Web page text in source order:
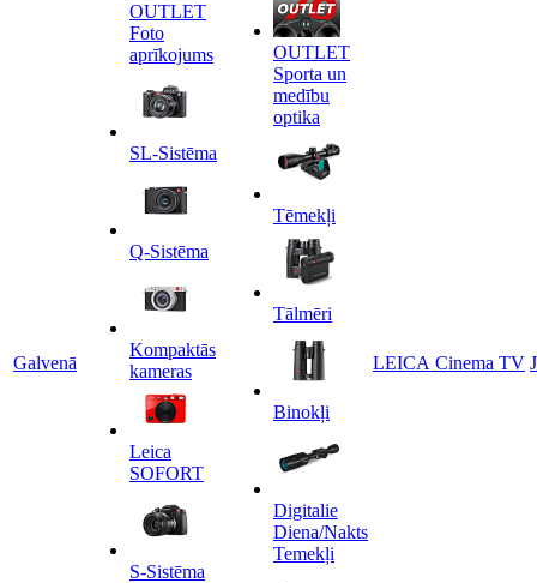
Galvenā
OUTLET
Foto
aprīkojums
SL-Sistēma
Q-Sistēma
Kompaktās
kameras
Leica
SOFORT
S-Sistēma
OUTLET
Sporta un
medību
optika
Tēmekļi
Tālmēri
Binokļi
Digitalie
Diena/Nakts
Temekļi
LEICA Cinema TV